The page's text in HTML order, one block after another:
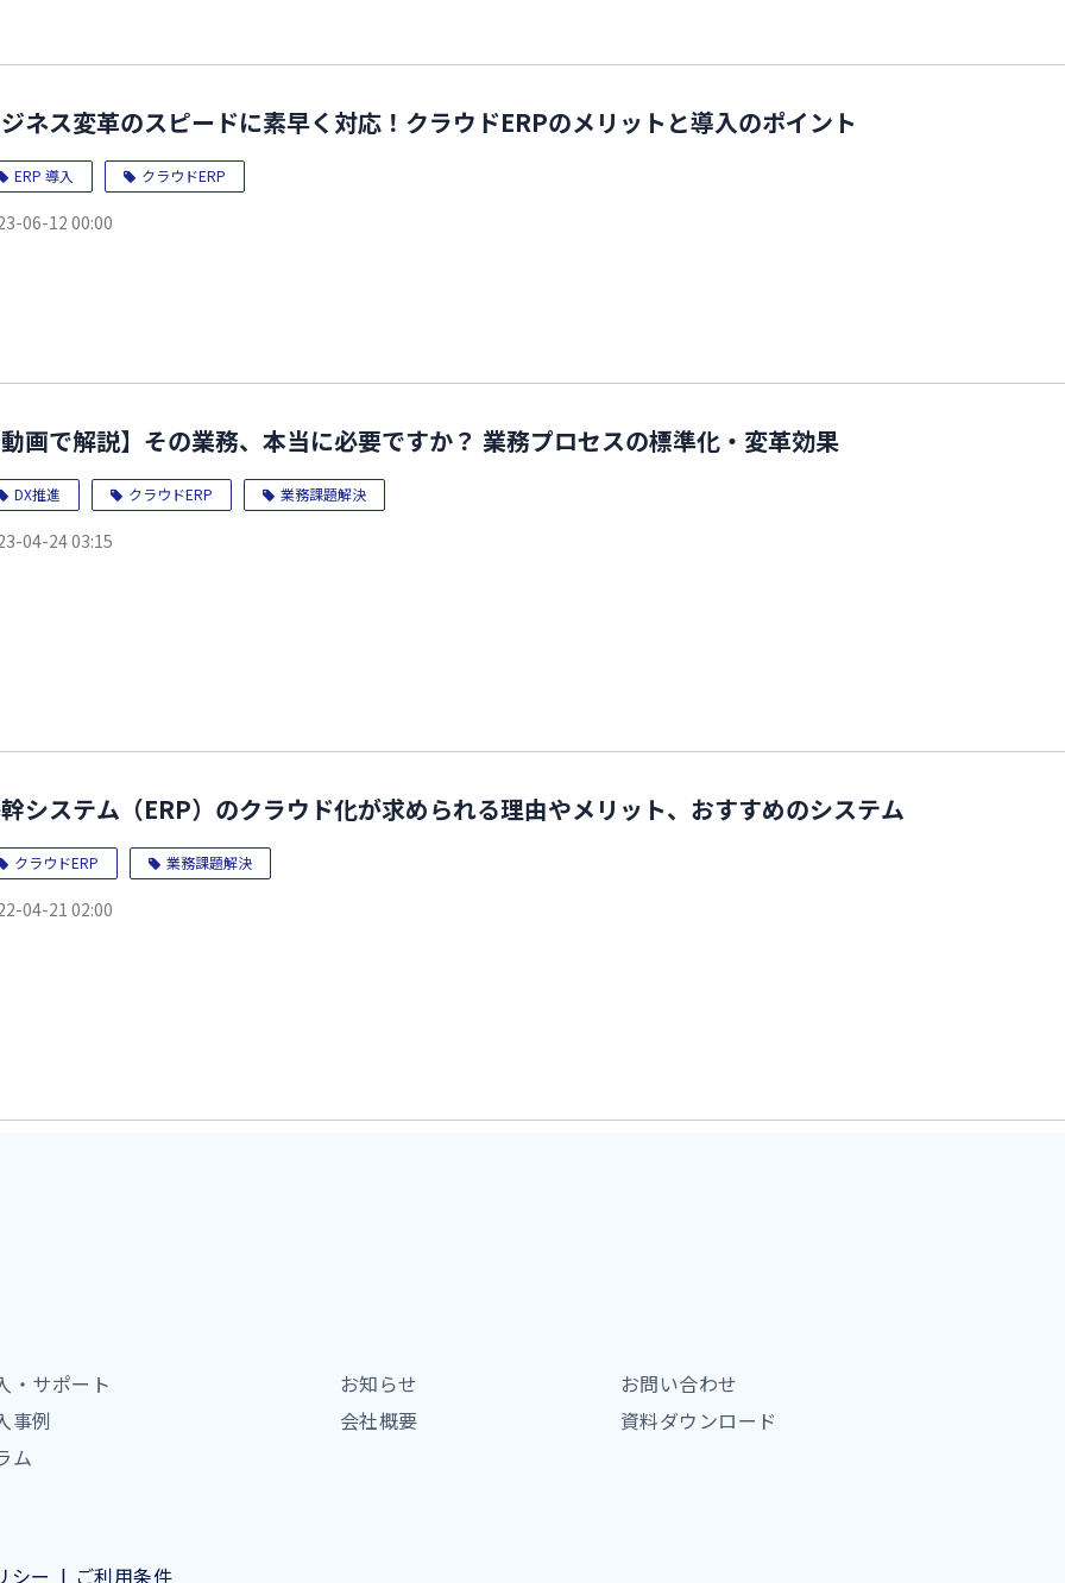
ネス変革のスピードに素早く対応！クラウドERPのメリットと導入のポイント
ERP 導入 クラウドERP
06-12 00:00
画で解説】その業務、本当に必要ですか？ 業務プロセスの標準化・変革効果
DX推進 クラウドERP 業務課題解決
04-24 03:15
システム（ERP）のクラウド化が求められる理由やメリット、おすすめのシステム
クラウドERP 業務課題解決
04-21 02:00
・サポート
事例
ム
お知らせ
会社概要
お問い合わせ
資料ダウンロード
シー ご利用条件